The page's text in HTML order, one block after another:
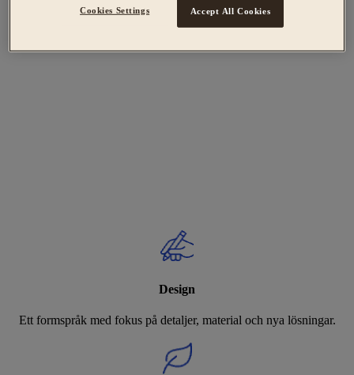
Design
Ett formspråk med fokus på detaljer, material och nya lösningar.
Cookies Settings Accept All Cookies